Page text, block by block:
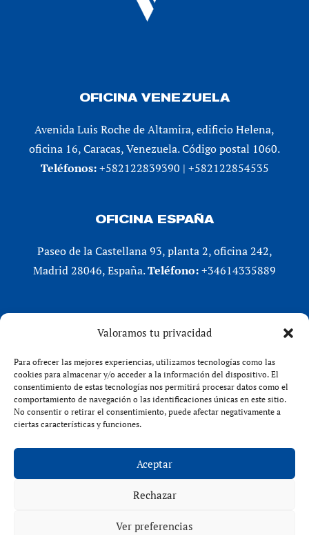
Valoramos tu privacidad
Para ofrecer las mejores experiencias, utilizamos tecnologías como las
cookies para almacenar y/o acceder a la información del dispositivo. El
consentimiento de estas tecnologías nos permitirá procesar datos como el
comportamiento de navegación o las identificaciones únicas en este sitio.
No consentir o retirar el consentimiento, puede afectar negativamente a
ciertas características y funciones.
Aceptar
Rechazar
Ver preferencias
OFICINA VENEZUELA
Avenida Luis Roche de Altamira, edificio Helena,
oficina 16, Caracas, Venezuela. Código postal 1060.
Teléfonos:+582122839390 | +582122854535
OFICINA ESPAÑA
Paseo de la Castellana 93, planta 2, oficina 242,
Madrid 28046, España.Teléfono:+34614335889
X (Twitter)
Instagram
Facebook
VENFORT® 2026